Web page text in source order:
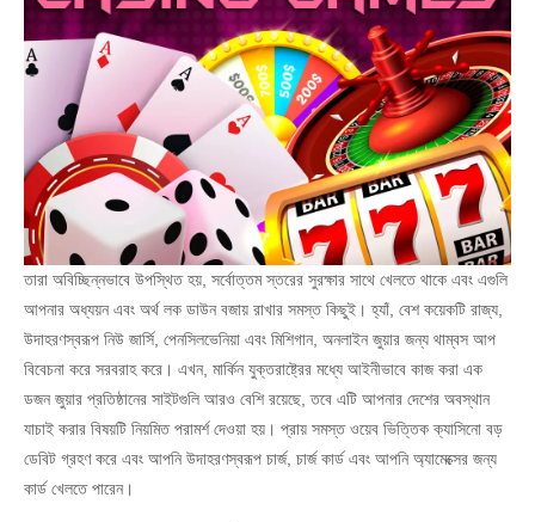
তারা অবিচ্ছিন্নভাবে উপস্থিত হয়, সর্বোত্তম স্তরের সুরক্ষার সাথে খেলতে থাকে এবং এগুলি
আপনার অধ্যয়ন এবং অর্থ লক ডাউন বজায় রাখার সমস্ত কিছুই। হ্যাঁ, বেশ কয়েকটি রাজ্য,
উদাহরণস্বরূপ নিউ জার্সি, পেনসিলভেনিয়া এবং মিশিগান, অনলাইন জুয়ার জন্য থাম্বস আপ
বিবেচনা করে সরবরাহ করে। এখন, মার্কিন যুক্তরাষ্ট্রের মধ্যে আইনীভাবে কাজ করা এক
ডজন জুয়ার প্রতিষ্ঠানের সাইটগুলি আরও বেশি রয়েছে, তবে এটি আপনার দেশের অবস্থান
যাচাই করার বিষয়টি নিয়মিত পরামর্শ দেওয়া হয়। প্রায় সমস্ত ওয়েব ভিত্তিক ক্যাসিনো বড়
ডেবিট গ্রহণ করে এবং আপনি উদাহরণস্বরূপ চার্জ, চার্জ কার্ড এবং আপনি অ্যামেক্সের জন্য
কার্ড খেলতে পারেন।